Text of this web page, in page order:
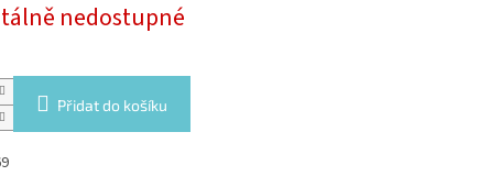
nedostupné
Přidat do košíku